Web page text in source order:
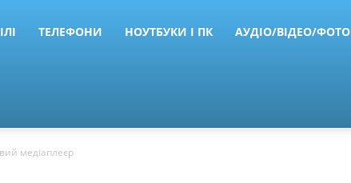
ТЕЛЕФОНИ НОУТБУКИ І ПК АУДІО/ВІДЕО/ФОТО
медіаплеєр